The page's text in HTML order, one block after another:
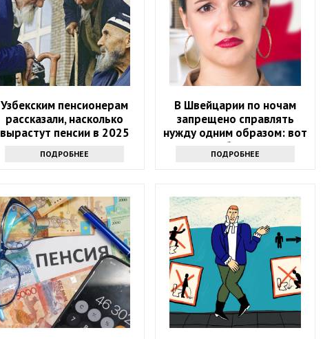
Узбекским пенсионерам
рассказали, насколько
вырастут пенсии в 2025
ПОДРОБНЕЕ
В Швейцарии по ночам
запрещено справлять
нужду одним образом: вот
как люди обходят запрет
ПОДРОБНЕЕ